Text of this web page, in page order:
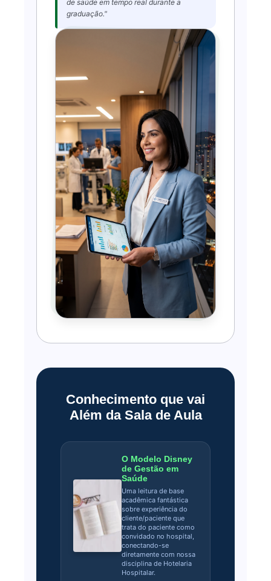
de saúde em tempo real durante a
graduação."
Conhecimento que vai
Além da Sala de Aula
O Modelo Disney
de Gestão em
Saúde
Uma leitura de base
acadêmica fantástica
sobre experiência do
cliente/paciente que
trata do paciente como
convidado no hospital,
conectando-se
diretamente com nossa
disciplina de Hotelaria
Hospitalar.